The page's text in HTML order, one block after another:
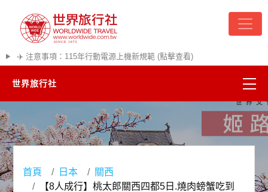
✈️ 注意事項：115年行動電源上機新規範 (點擊查看)
世界旅行社
精彩越南
熱門韓國
超夯日本
首頁 日本
關西
【8人成行】桃太郎關西四都5日.燒肉螃蟹吃到